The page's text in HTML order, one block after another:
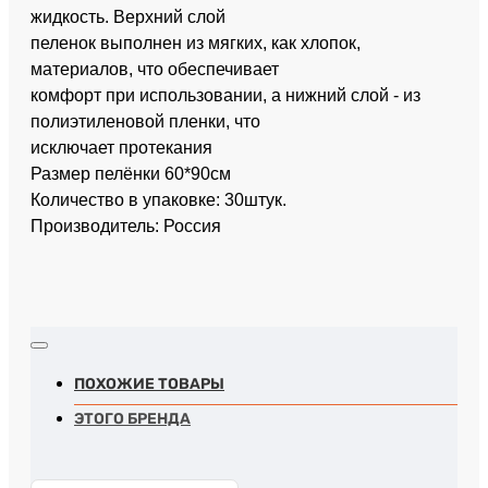
жидкость. Верхний слой
пеленок выполнен из мягких, как хлопок,
материалов, что обеспечивает
комфорт при использовании, а нижний слой - из
полиэтиленовой пленки, что
исключает протекания
Размер пелёнки 60*90см
Количество в упаковке: 30штук.
Производитель: Россия
ПОХОЖИЕ ТОВАРЫ
ЭТОГО БРЕНДА